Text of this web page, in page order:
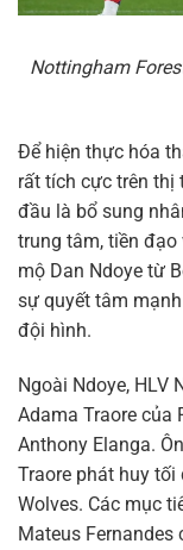
Nottingham
Để hiện thực hóa
rất tích cực trên thị
đầu là bổ sung
trung tâm, tiền đạo
mộ Dan Ndoye từ
sự quyết tâm
đội hình.
Ngoài Ndoye, HLV
Adama Traore của
Anthony Elanga.
Traore phát huy
Wolves. Các mục
Mateus